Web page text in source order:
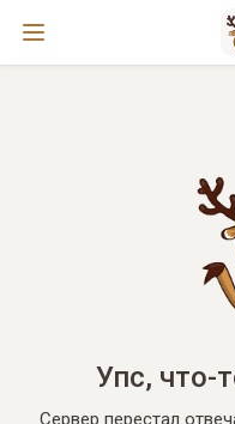
Упс, что-
Сервер перестал